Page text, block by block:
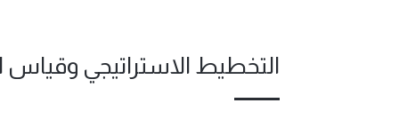
التخطيط الاستراتيجي وقياس